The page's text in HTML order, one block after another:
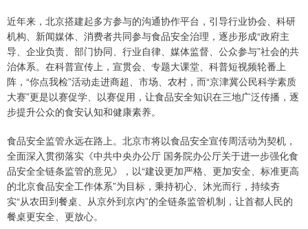
近年来，北京搭建起多方参与的沟通协作平台，引导行业协会、科研
机构、新闻媒体、消费者共同参与食品安全治理，逐步形成“政府主
导、企业负责、部门协同、行业自律、媒体监督、公众参与”社会的共
治体系。在科普宣传上，宣贯会、专题大课堂、科普短视频轮番上
阵，“你点我检”活动走进商超、市场、农村，而“京津冀公民科学素质
大赛”更是以赛促学、以赛促用，让食品安全知识在三地广泛传播，逐
步提升公众的食安认知和健康素养。
食品安全监管永远在路上。北京市将以食品安全宣传周活动为契机，
全面深入贯彻落实《中共中央办公厅 国务院办公厅关于进一步强化食
品安全全链条监管的意见》，以“建设更加严格、更加安全、标准更高
的北京食品安全工作体系”为目标，秉持初心、沐光而行，持续夯
实“从农田到餐桌、从京外到京内”的全链条监管机制，让首都人民的
餐桌更安全、更放心。